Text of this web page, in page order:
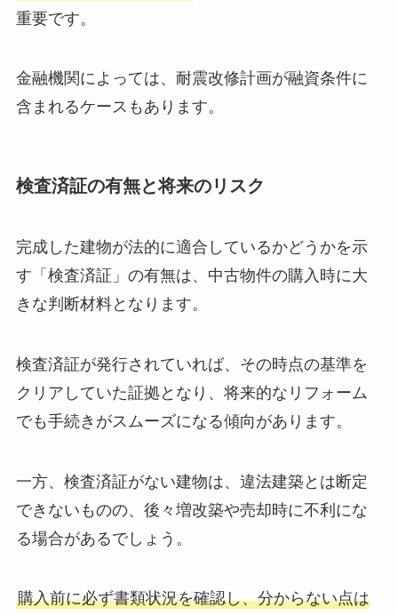
重要です。
金融機関によっては、耐震改修計画が融資条件に
含まれるケースもあります。
検査済証の有無と将来のリスク
完成した建物が法的に適合しているかどうかを示
す「検査済証」の有無は、中古物件の購入時に大
きな判断材料となります。
検査済証が発行されていれば、その時点の基準を
クリアしていた証拠となり、将来的なリフォーム
でも手続きがスムーズになる傾向があります。
一方、検査済証がない建物は、違法建築とは断定
できないものの、後々増改築や売却時に不利にな
る場合があるでしょう。
購入前に必ず書類状況を確認し、分からない点は